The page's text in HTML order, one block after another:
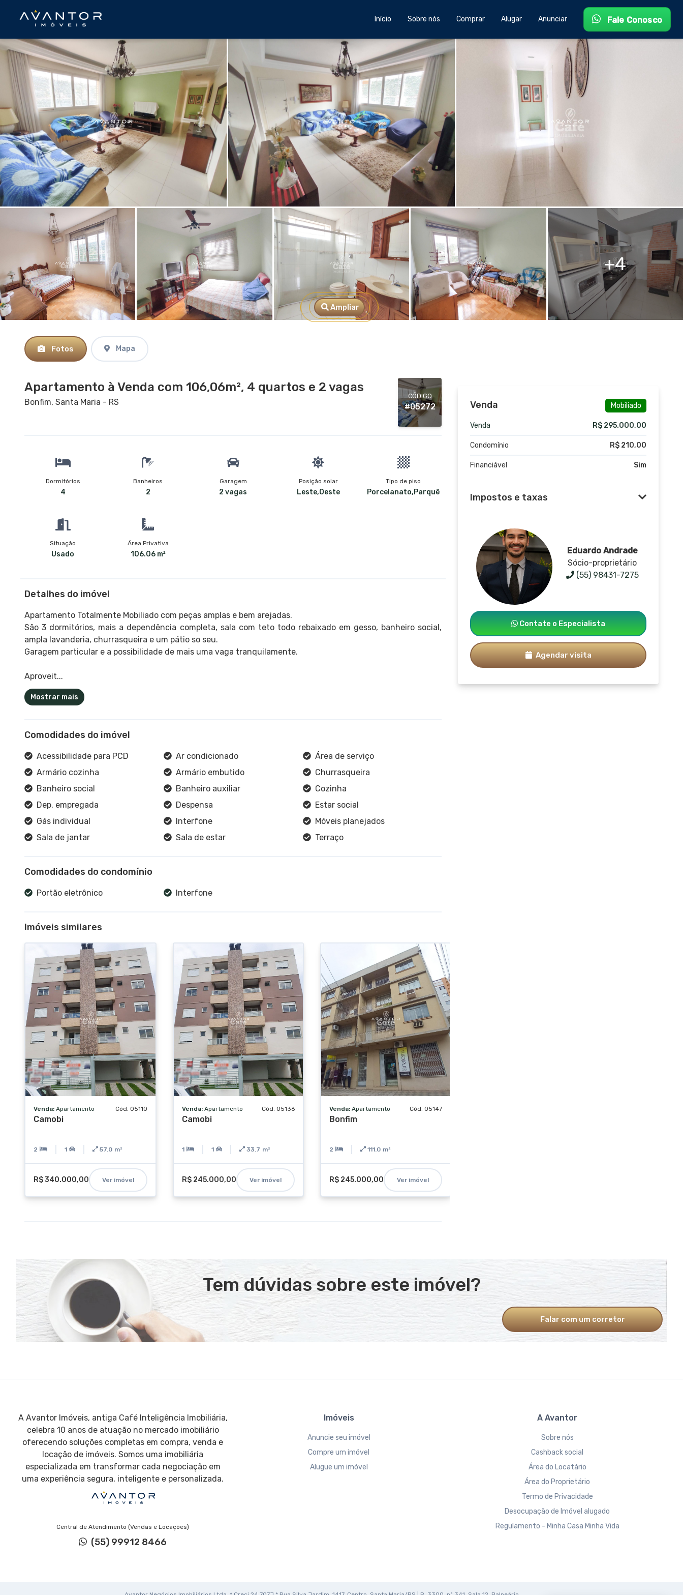
Início Sobre nós Comprar Alugar Anunciar Fale Conosco
4
Ampliar
Fotos Mapa
Apartamento à Venda com 106,06m², 4 quartos e 2 vagas
Bonfim, Santa Maria - RS
CÓDIGO
#05272
Dormitórios
4
Banheiros
2
Garagem
2 vagas
Posição solar
Leste,Oeste
Tipo de piso
Porcelanato,Parquê
Situação
Usado
Área Privativa
106.06 m²
Detalhes do imóvel
Apartamento Totalmente Mobiliado com peças amplas e bem arejadas.
São 3 dormitórios, mais a dependência completa, sala com teto todo rebaixado em gesso, banheiro social,
ampla lavanderia, churrasqueira e um pátio so seu.
Garagem particular e a possibilidade de mais uma vaga tranquilamente.
Aproveit...
Mostrar mais
Comodidades do imóvel
Acessibilidade para PCD Ar condicionado
Área de serviço
Armário cozinha
Armário embutido
Churrasqueira
Banheiro social
Banheiro auxiliar
Cozinha
Dep. empregada
Despensa
Estar social
Gás individual
Interfone
Móveis planejados
Sala de jantar
Sala de estar Terraço
Comodidades do condomínio
Portão eletrônico Interfone
Imóveis similares
Venda: Apartamento Cód. 05110
Camobi
2 1 57.0 m²
R$ 340.000,00 Ver imóvel
Venda: Apartamento Cód. 05136
Camobi
1 1 33.7 m²
R$ 245.000,00 Ver imóvel
Venda: Apartamento Cód. 05147
Bonfim
2 111.0 m²
R$ 245.000,00 Ver imóvel
Venda Mobiliado
Venda R$ 295.000,00
Condomínio R$ 210,00
Financiável Sim
Impostos e taxas
Eduardo Andrade
Sócio-proprietário
(55) 98431-7275
Contate o Especialista
Agendar visita
Tem dúvidas sobre este imóvel?
Falar com um corretor
A Avantor Imóveis, antiga Café Inteligência Imobiliária,
celebra 10 anos de atuação no mercado imobiliário
oferecendo soluções completas em compra, venda e
locação de imóveis. Somos uma imobiliária
especializada em transformar cada negociação em
uma experiência segura, inteligente e personalizada.
Central de Atendimento (Vendas e Locações)
(55) 99912 8466
Imóveis
Anuncie seu imóvel
Compre um imóvel
Alugue um imóvel
A Avantor
Sobre nós
Cashback social
Área do Locatário
Área do Proprietário
Termo de Privacidade
Desocupação de Imóvel alugado
Regulamento - Minha Casa Minha Vida